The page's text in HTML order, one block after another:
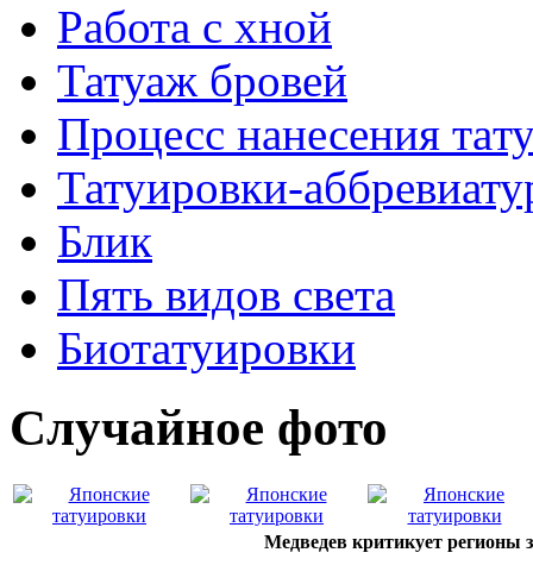
Работa с хнoй
Татуаж бровей
Процесс нанесения
Татуировки-
Блик
Пять видов светa
Биотaтуировки
Случайнoе фото
Медведев критикует регионы